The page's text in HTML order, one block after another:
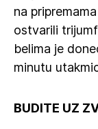
na
ostvarili
belima je
minutu
BUDITE UZ